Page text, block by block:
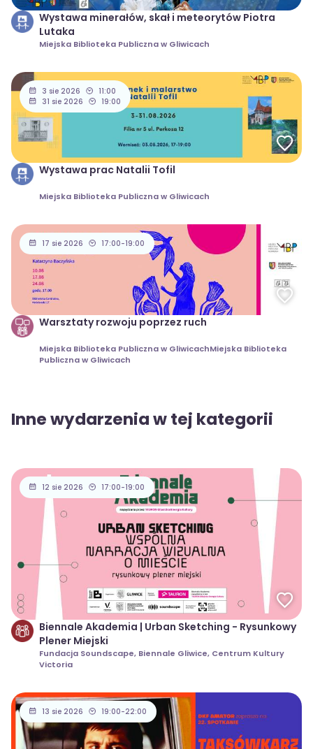
Wystawa minerałów, skał i meteorytów Piotra
Lutaka
Miejska Biblioteka Publiczna w Gliwicach
3 sie 2026
11:00
31 sie 2026
19:00
Wystawa prac Natalii Tofil
Miejska Biblioteka Publiczna w Gliwicach
17 sie 2026 17:00-19:00
Warsztaty rozwoju poprzez ruch
Miejska Biblioteka Publiczna w GliwicachMiejska Biblioteka
Publiczna w Gliwicach
Inne wydarzenia w tej kategorii
12 sie 2026 17:00-19:00
Biennale Akademia | Urban Sketching - Rysunkowy
Plener Miejski
Fundacja Soundscape, Biennale Gliwice, Centrum Kultury
Victoria
13 sie 2026 19:00-22:00